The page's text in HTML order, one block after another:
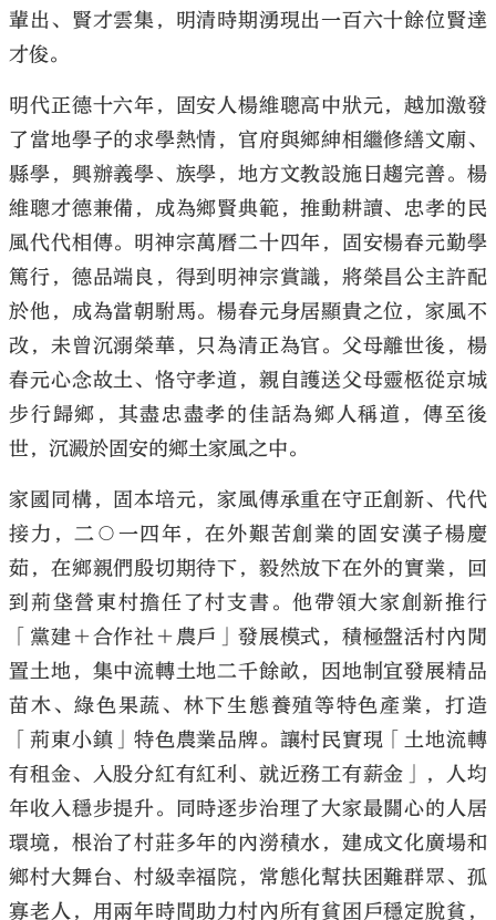
輩出、賢才雲集，明清時期湧現出一百六十餘位賢達
才俊。
明代正德十六年，固安人楊維聰高中狀元，越加激發
了當地學子的求學熱情，官府與鄉紳相繼修繕文廟、
縣學，興辦義學、族學，地方文教設施日趨完善。楊
維聰才德兼備，成為鄉賢典範，推動耕讀、忠孝的民
風代代相傳。明神宗萬曆二十四年，固安楊春元勤學
篤行，德品端良，得到明神宗賞識，將榮昌公主許配
於他，成為當朝駙馬。楊春元身居顯貴之位，家風不
改，未曾沉溺榮華，只為清正為官。父母離世後，楊
春元心念故土、恪守孝道，親自護送父母靈柩從京城
步行歸鄉，其盡忠盡孝的佳話為鄉人稱道，傳至後
世，沉澱於固安的鄉土家風之中。
家國同構，固本培元，家風傳承重在守正創新、代代
接力，二○一四年，在外艱苦創業的固安漢子楊慶
茹，在鄉親們殷切期待下，毅然放下在外的實業，回
到荊垡營東村擔任了村支書。他帶領大家創新推行
「黨建＋合作社＋農戶」發展模式，積極盤活村內閒
置土地，集中流轉土地二千餘畝，因地制宜發展精品
苗木、綠色果蔬、林下生態養殖等特色產業，打造
「荊東小鎮」特色農業品牌。讓村民實現「土地流轉
有租金、入股分紅有紅利、就近務工有薪金」，人均
年收入穩步提升。同時逐步治理了大家最關心的人居
環境，根治了村莊多年的內澇積水，建成文化廣場和
鄉村大舞台、村級幸福院，常態化幫扶困難群眾、孤
寡老人，用兩年時間助力村內所有貧困戶穩定脫貧，